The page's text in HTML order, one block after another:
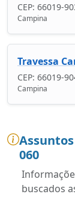
CEP: 66019-
Campina
Travessa
CEP: 66019-
Campina
060
buscados